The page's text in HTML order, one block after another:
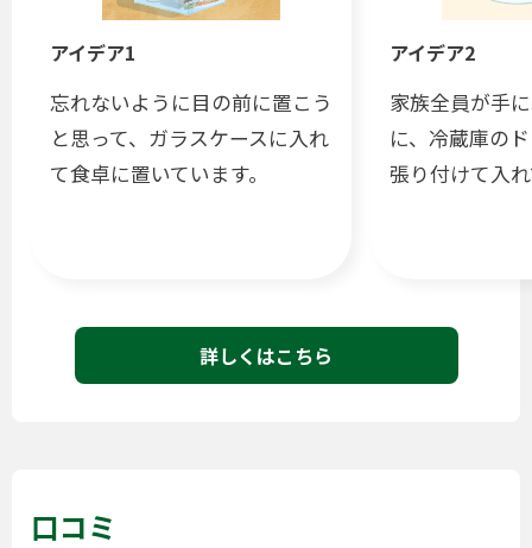
アイデア1
忘れないように目の前に置こう
と思って、ガラスケースに入れ
て食卓に置いています。
アイデア2
家族全員が手
に、冷蔵庫の
張り付けて入
詳しくはこちら
口コミ